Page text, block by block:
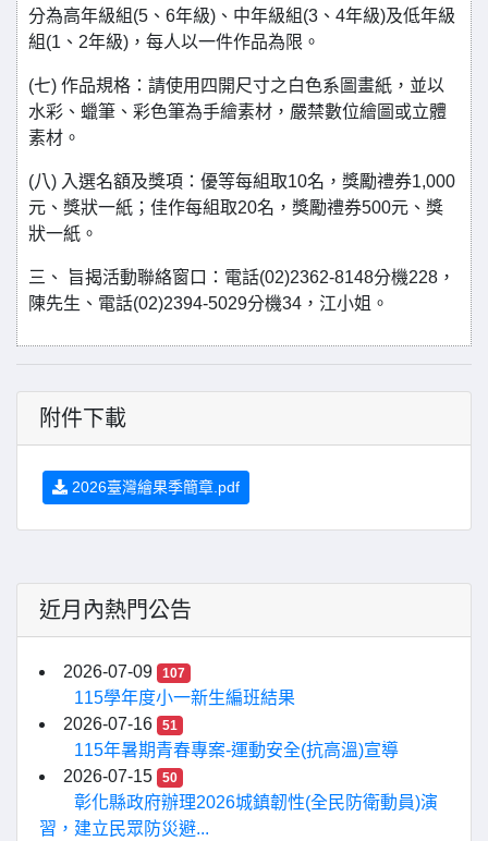
分為高年級組(5、6年級)、中年級組(3、4年級)及低年級
組(1、2年級)，每人以一件作品為限。
(七) 作品規格：請使用四開尺寸之白色系圖畫紙，並以
水彩、蠟筆、彩色筆為手繪素材，嚴禁數位繪圖或立體
素材。
(八) 入選名額及獎項：優等每組取10名，獎勵禮券1,000
元、獎狀一紙；佳作每組取20名，獎勵禮券500元、獎
狀一紙。
三、 旨揭活動聯絡窗口：電話(02)2362-8148分機228，
陳先生、電話(02)2394-5029分機34，江小姐。
附件下載
2026臺灣繪果季簡章.pdf
近月內熱門公告
2026-07-09 107
115學年度小一新生編班結果
2026-07-16
51
115年暑期青春專案-運動安全(抗高溫)宣導
2026-07-15
50
彰化縣政府辦理2026城鎮韌性(全民防衛動員)演
習，建立民眾防災避...